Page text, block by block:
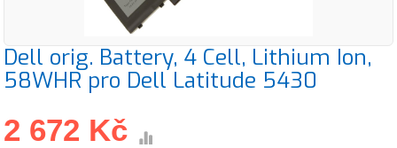
Dell orig. Battery, 4 Cell, Lithium Ion,
58WHR pro Dell Latitude 5430
2 672 Kč